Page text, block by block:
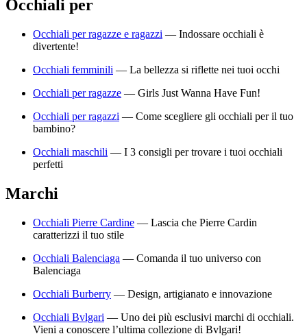
Occhiali per
Occhiali per ragazze e ragazzi — Indossare occhiali è
divertente!
Occhiali femminili — La bellezza si riflette nei tuoi occhi
Occhiali per ragazze — Girls Just Wanna Have Fun!
Occhiali per ragazzi — Come scegliere gli occhiali per il tuo
bambino?
Occhiali maschili — I 3 consigli per trovare i tuoi occhiali
perfetti
Marchi
Occhiali Pierre Cardine — Lascia che Pierre Cardin
caratterizzi il tuo stile
Occhiali Balenciaga — Comanda il tuo universo con
Balenciaga
Occhiali Burberry — Design, artigianato e innovazione
Occhiali Bvlgari — Uno dei più esclusivi marchi di occhiali.
Vieni a conoscere l’ultima collezione di Bvlgari!